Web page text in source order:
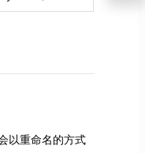
以重命名的方式